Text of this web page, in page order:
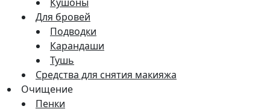
Кушоны
Для бровей
Подводки
Карандаши
Тушь
Средства для снятия макияжа
Очищение
Пенки